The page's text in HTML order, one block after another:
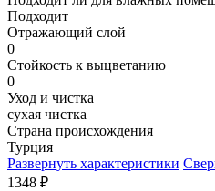
Подходит
Отражающий слой
0
Стойкость к выцветанию
0
Уход и чистка
сухая чистка
Страна происхождения
Турция
Развернуть характеристики
1348 ₽